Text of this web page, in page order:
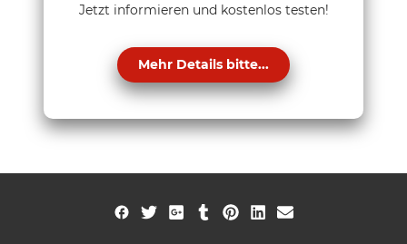
Jetzt informieren und kostenlos testen!
Mehr Details bitte...